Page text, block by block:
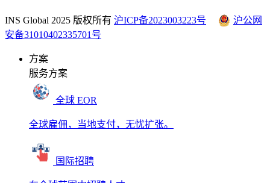
INS Global 2025 版权所有 沪ICP备2023003223号
沪公网
安备31010402335701号
方案
服务方案
全球 EOR
全球雇佣，当地支付，无忧扩张。
国际招聘